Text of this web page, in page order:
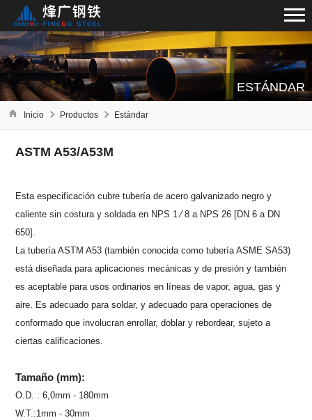
ESTÁNDAR
Inicio Productos Estándar
ASTM A53/A53M
Esta especificación cubre tubería de acero galvanizado negro y
caliente sin costura y soldada en NPS 1 ⁄ 8 a NPS 26 [DN 6 a DN
650].
La tubería ASTM A53 (también conocida como tubería ASME SA53)
está diseñada para aplicaciones mecánicas y de presión y también
es aceptable para usos ordinarios en líneas de vapor, agua, gas y
aire. Es adecuado para soldar, y adecuado para operaciones de
conformado que involucran enrollar, doblar y rebordear, sujeto a
ciertas calificaciones.
Tamaño (mm):
O.D. : 6,0mm - 180mm
W.T.:1mm - 30mm